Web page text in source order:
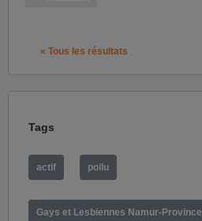
« Tous les résultats
Tags
actif poilu
Gays et Lesbiennes Namur-Province